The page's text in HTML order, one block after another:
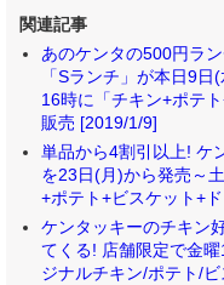
関連記事
あのケンタの500円ラ
「Sランチ」が本日9
16時に「チキン+ポテ
販売 [2019/1/9]
単品から4割引以上! ケ
を23日(月)から発売～
+ポテト+ビスケット+
ケンタッキーのチキン
てくる! 店舗限定で金
ジナルチキン/ポテト/